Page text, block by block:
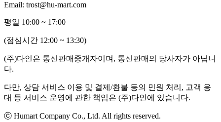
Email: trost@hu-mart.com
평일 10:00 ~ 17:00
(점심시간 12:00 ~ 13:30)
(주)다인은 통신판매중개자이며, 통신판매의 당사자가 아닙니
다.
다만, 상담 서비스 이용 및 결제/환불 등의 민원 처리, 고객 응
대 등 서비스 운영에 관한 책임은 (주)다인에 있습니다.
ⓒ Humart Company Co., Ltd. All rights reserved.